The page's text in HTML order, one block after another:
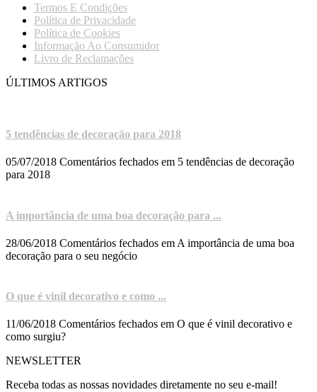
Termos E Condições
Política de Privacidade
Política de Cookies
Informação Ao Consumidor
Livro de Reclamações
ÚLTIMOS ARTIGOS
5 tendências de decoração para 2018
05/07/2018 Comentários fechados em 5 tendências de decoração
para 2018
A importância de uma boa decoração para ...
28/06/2018 Comentários fechados em A importância de uma boa
decoração para o seu negócio
O que é vinil decorativo e como ...
11/06/2018 Comentários fechados em O que é vinil decorativo e
como surgiu?
NEWSLETTER
Receba todas as nossas novidades diretamente no seu e-mail!